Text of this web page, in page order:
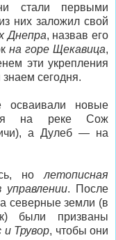
стали первыми
них заложил свой
Днепра, назвав его
на горе Щекавица,
эти укрепления
сегодня.
осваивали новые
на реке Сож
а Дулеб — на
но летописная
. После
северные земли (в
были призваны
Трувор, чтобы они